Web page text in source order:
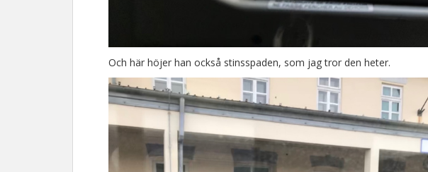
Och här höjer han också stinsspaden, som jag tror den heter.